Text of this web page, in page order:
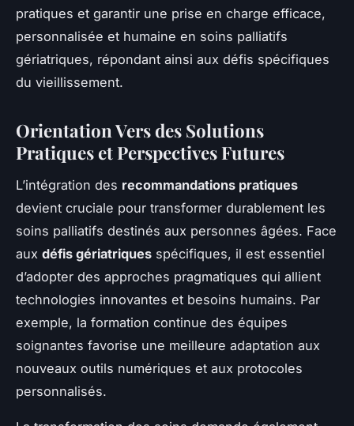
pratiques et garantir une prise en charge efficace,
personnalisée et humaine en soins palliatifs
gériatriques, répondant ainsi aux défis spécifiques
du vieillissement.
Orientation Vers des Solutions
Pratiques et Perspectives Futures
L’intégration des recommandations pratiques
devient cruciale pour transformer durablement les
soins palliatifs destinés aux personnes âgées. Face
aux défis gériatriques spécifiques, il est essentiel
d’adopter des approches pragmatiques qui allient
technologies innovantes et besoins humains. Par
exemple, la formation continue des équipes
soignantes favorise une meilleure adaptation aux
nouveaux outils numériques et aux protocoles
personnalisés.